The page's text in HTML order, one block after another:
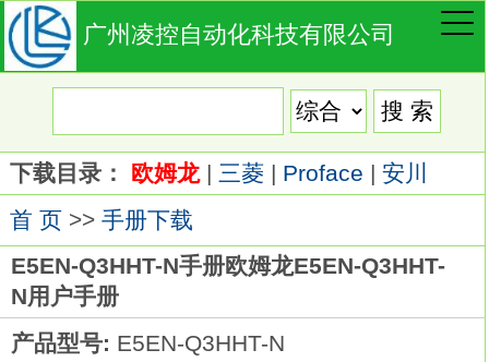
广州凌控自动化科技有限公司
下载目录： 欧姆龙| 三菱| Proface | 安川
首 页>> 手册下载
E5EN-Q3HHT-N手册欧姆龙E5EN-Q3HHT-
N用户手册
产品型号: E5EN-Q3HHT-N